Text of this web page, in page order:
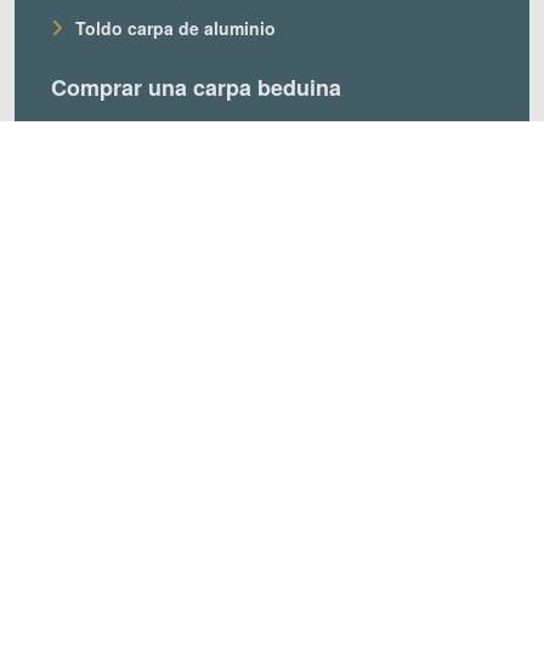
Toldo carpa de aluminio
Comprar una carpa beduina